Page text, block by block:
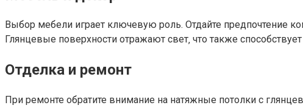
Выбор мебели играет ключевую роль. Отдайте предпочтение
Глянцевые поверхности отражают свет‚ что также
Отделка и ремонт
При ремонте обратите внимание на натяжные потолки с